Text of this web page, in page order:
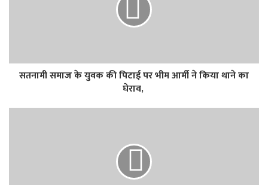
सतनामी समाज के युवक की पिटाई पर भीम आर्मी ने किया थाने का
घेराव,